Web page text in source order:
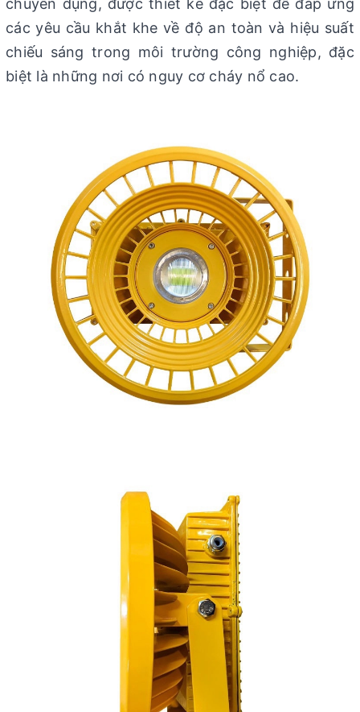
chuyên dụng, được thiết kế đặc biệt để đáp ứng
các yêu cầu khắt khe về độ an toàn và hiệu suất
chiếu sáng trong môi trường công nghiệp, đặc
biệt là những nơi có nguy cơ cháy nổ cao.